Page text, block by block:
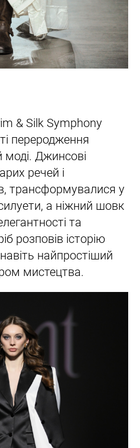
& Silk Symphony
переродження
моді. Джинсові
речей і
трансформувалися у
силуети, а ніжний шовк
та
розповів історію
найпростіший
мистецтва.